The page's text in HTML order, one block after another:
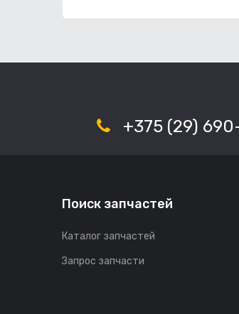
+375 (29)
Поиск запчастей
Каталог запчастей
Запрос запчасти